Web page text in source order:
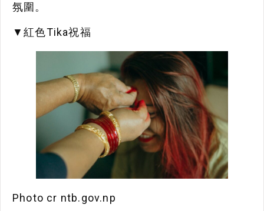
氛圍。
▼紅色Tika祝福
Photo cr ntb.gov.np